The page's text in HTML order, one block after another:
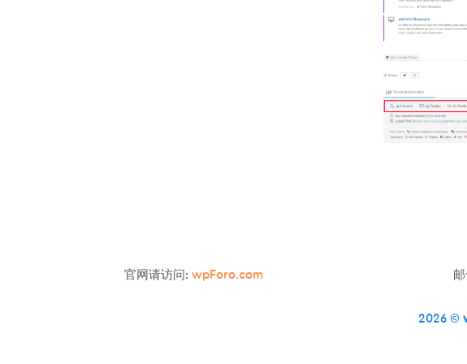
官网请访问:wpForo.com
2026 ©